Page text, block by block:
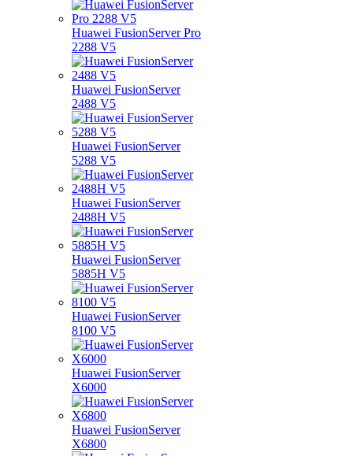
Huawei FusionServer Pro
2288 V5
Huawei FusionServer
2488 V5
Huawei FusionServer
5288 V5
Huawei FusionServer
2488H V5
Huawei FusionServer
5885H V5
Huawei FusionServer
8100 V5
Huawei FusionServer
X6000
Huawei FusionServer
X6800